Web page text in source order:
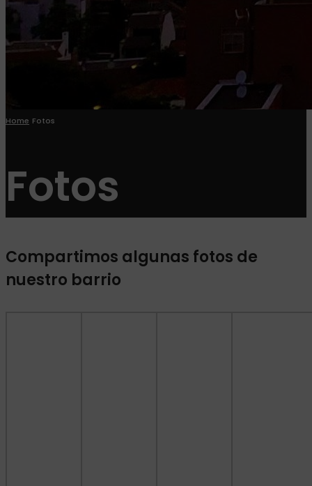
Home Fotos
Fotos
Compartimos algunas fotos de
nuestro barrio